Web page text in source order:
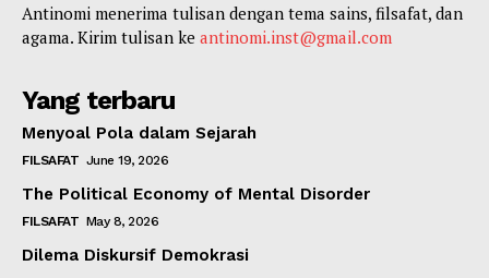
Antinomi menerima tulisan dengan tema sains, filsafat, dan
agama. Kirim tulisan ke antinomi.inst@gmail.com
Yang terbaru
Menyoal Pola dalam Sejarah
FILSAFAT June 19, 2026
The Political Economy of Mental Disorder
FILSAFAT May 8, 2026
Dilema Diskursif Demokrasi